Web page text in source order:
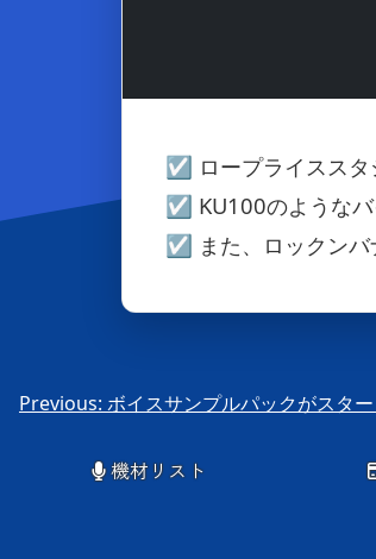
☑ ロープライススタ
☑ KU100のようなバ
☑ また、ロックンバ
投
Previous: ボイスサンプルパックがスター
機材リスト